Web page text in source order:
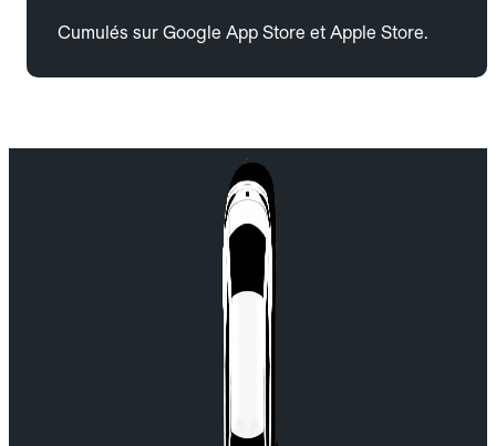
Cumulés sur Google App Store et Apple Store.